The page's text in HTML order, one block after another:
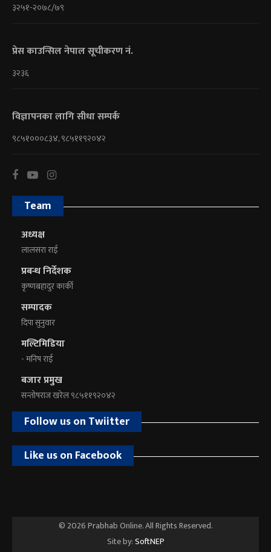
३२५१-२०७८/७९
प्रेस काउन्सिल नेपाल सूचीकरण नं.
३२३६
विज्ञापनका लागि सीधा सम्पर्क
९८५१०००८३४, ९८५११९२०४२
Team
अध्यक्ष
लालसरा राई
प्रबन्ध निर्देशक
कृष्णबहादुर कार्की
सम्पादक
दिपा सुनुवार
मल्टिमिडिया
- मनिष राई
बजार प्रमुख
सन्तोषराज खरेल ९८५११९२०४२
Follow us on Twiitter
Like us on Facebook
© 2026 Prabhab Online. All Rights Reserved.
Site by:SoftNEP